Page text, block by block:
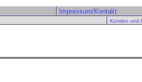
Impressum/Kontakt
Kunden und